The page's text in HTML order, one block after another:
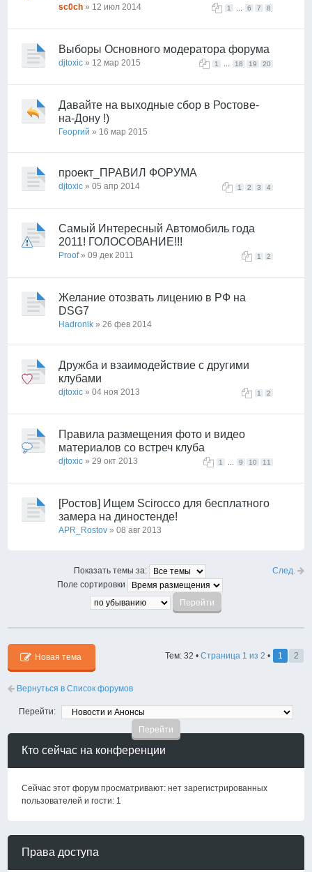
1 6 7 8
sc0ch » 12 июл 2014
Выборы Основного модератора форума
1 18 19 20
djtoxic » 12 мар 2015
Давайте на выходные сбор в Ростове-
на-Дону !)
Георгий » 16 мар 2015
проект_ПРАВИЛ ФОРУМА
1 2 3 4
djtoxic » 05 апр 2014
Самый Интересный Автомобиль года
2011! ГОЛОСОВАНИЕ!!!
1 2
Proof» 09 дек 2011
Желание отозвать лицению в РФ на
DSG7
Hadronik » 26 фев 2014
Дружба и взаимодействие с другими
клубами
1 2
djtoxic » 04 ноя 2013
Правила размещения фото и видео
материалов со встреч клуба
1 9 10 11
djtoxic » 29 окт 2013
[Ростов] Ищем Scirocco для бесплатного
замера на диностенде!
APR_Rostov » 08 авг 2013
След.
Показать темы за:
Поле сортировки
Новая тема Тем: 32 • Страница 1 из 2 • 1 2
Вернуться в Список форумов
Перейти:
Кто сейчас на конференции
Сейчас этот форум просматривают: нет зарегистрированных
пользователей и гости: 1
Права доступа